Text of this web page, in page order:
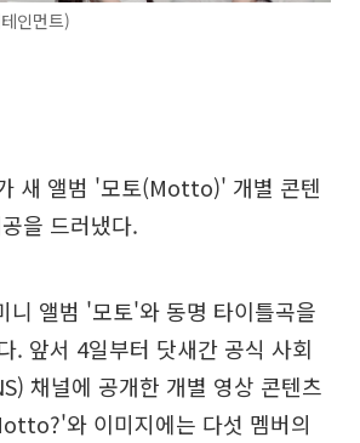
인먼트)
새 앨범 '모토(Motto)' 개별 콘텐
을 드러냈다.
니 앨범 '모토'와 동명 타이틀곡을
. 앞서 4일부터 닷새간 공식 사회
채널에 공개한 개별 영상 콘텐츠
와 이미지에는 다섯 멤버의